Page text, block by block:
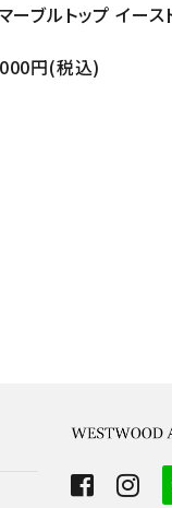
ーブルトップ イース
円(税込)